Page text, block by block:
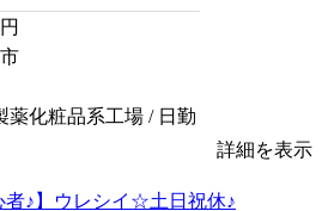
円
薬化粧品系工場 / 日勤
詳細を表示